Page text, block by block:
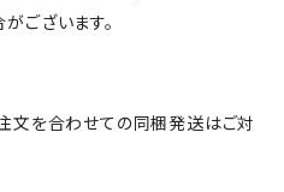
ございます。
文を合わせての同梱発送はご対